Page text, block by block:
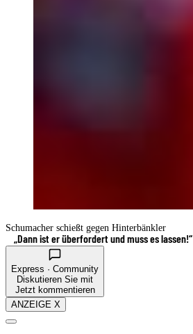
Schumacher schießt gegen Hinterbänkler
„Dann ist er überfordert und muss es lassen!“
Express · Community
Diskutieren Sie mit
Jetzt kommentieren
ANZEIGE X